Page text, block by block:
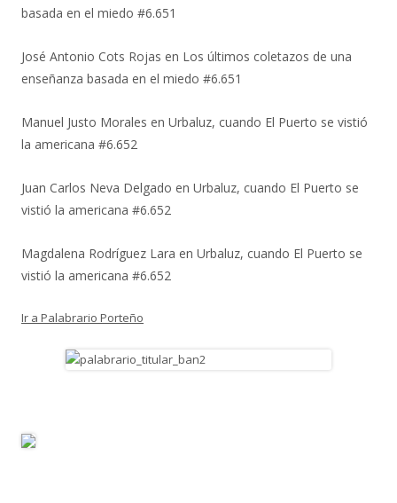
basada en el miedo #6.651
José Antonio Cots Rojas en Los últimos coletazos de una
enseñanza basada en el miedo #6.651
Manuel Justo Morales en Urbaluz, cuando El Puerto se vistió
la americana #6.652
Juan Carlos Neva Delgado en Urbaluz, cuando El Puerto se
vistió la americana #6.652
Magdalena Rodríguez Lara en Urbaluz, cuando El Puerto se
vistió la americana #6.652
Ir a Palabrario Porteño